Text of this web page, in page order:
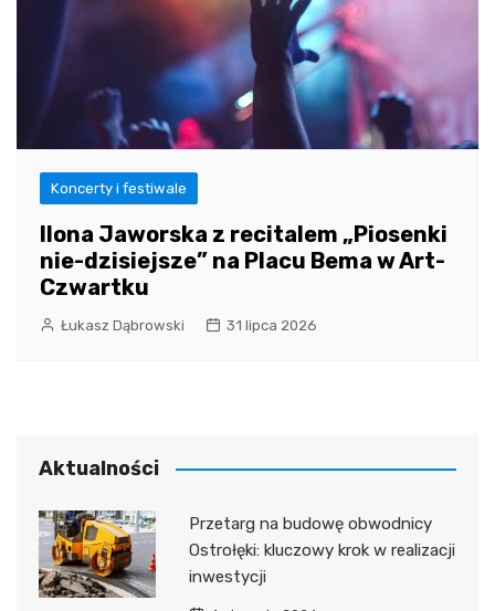
Koncerty i festiwale
Ilona Jaworska z recitalem „Piosenki
nie-dzisiejsze” na Placu Bema w Art-
Czwartku
Łukasz Dąbrowski 31 lipca 2026
Aktualności
Przetarg na budowę obwodnicy
Ostrołęki: kluczowy krok w realizacji
inwestycji